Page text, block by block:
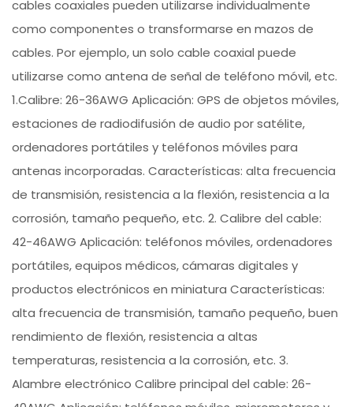
cables coaxiales pueden utilizarse individualmente
como componentes o transformarse en mazos de
cables. Por ejemplo, un solo cable coaxial puede
utilizarse como antena de señal de teléfono móvil, etc.
1.Calibre: 26-36AWG Aplicación: GPS de objetos móviles,
estaciones de radiodifusión de audio por satélite,
ordenadores portátiles y teléfonos móviles para
antenas incorporadas. Características: alta frecuencia
de transmisión, resistencia a la flexión, resistencia a la
corrosión, tamaño pequeño, etc. 2. Calibre del cable:
42-46AWG Aplicación: teléfonos móviles, ordenadores
portátiles, equipos médicos, cámaras digitales y
productos electrónicos en miniatura Características:
alta frecuencia de transmisión, tamaño pequeño, buen
rendimiento de flexión, resistencia a altas
temperaturas, resistencia a la corrosión, etc. 3.
Alambre electrónico Calibre principal del cable: 26-